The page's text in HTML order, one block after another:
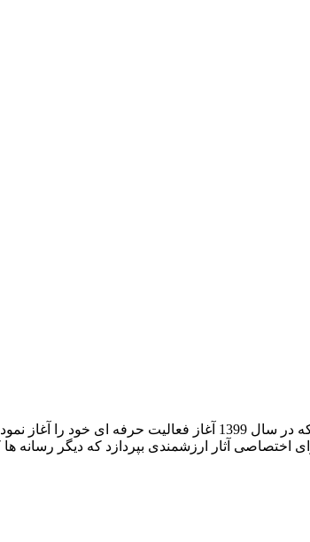
استارک موویز دریچه ای نوین به دنیای دوبله و سینما رسانه ای
اختصاصی آثار ارزشمندی بپردازد که دیگر رسانه ها